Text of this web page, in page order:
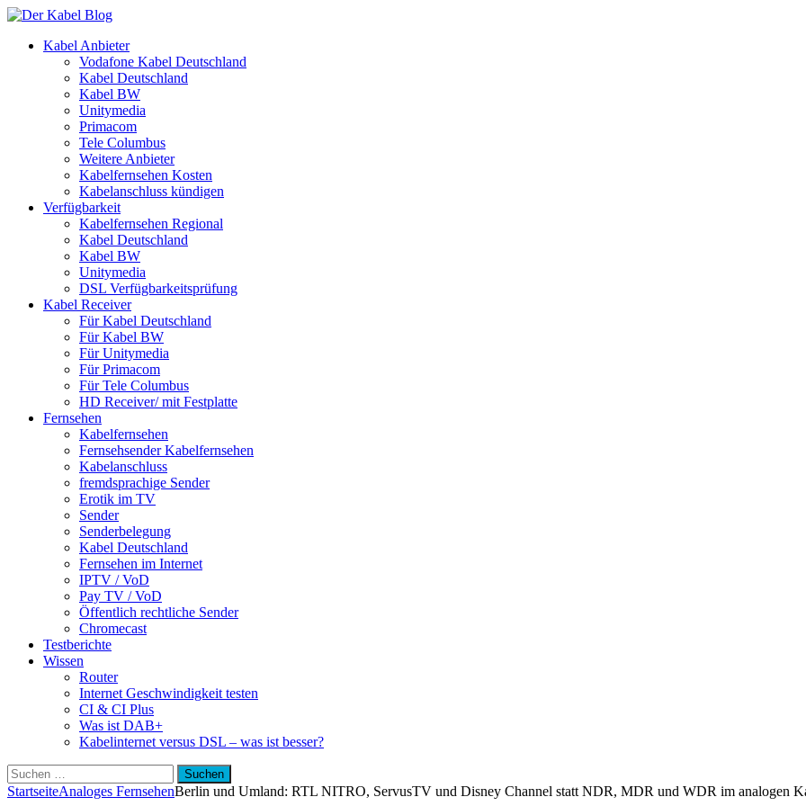
Kabel Anbieter
Vodafone Kabel Deutschland
Kabel Deutschland
Kabel BW
Unitymedia
Primacom
Tele Columbus
Weitere Anbieter
Kabelfernsehen Kosten
Kabelanschluss kündigen
Verfügbarkeit
Kabelfernsehen Regional
Kabel Deutschland
Kabel BW
Unitymedia
DSL Verfügbarkeitsprüfung
Kabel Receiver
Für Kabel Deutschland
Für Kabel BW
Für Unitymedia
Für Primacom
Für Tele Columbus
HD Receiver/ mit Festplatte
Fernsehen
Kabelfernsehen
Fernsehsender Kabelfernsehen
Kabelanschluss
fremdsprachige Sender
Erotik im TV
Sender
Senderbelegung
Kabel Deutschland
Fernsehen im Internet
IPTV / VoD
Pay TV / VoD
Öffentlich rechtliche Sender
Chromecast
Testberichte
Wissen
Router
Internet Geschwindigkeit testen
CI & CI Plus
Was ist DAB+
Kabelinternet versus DSL – was ist besser?
Suchen
nach:
StartseiteAnaloges FernsehenBerlin und Umland: RTL NITRO, ServusTV und Disney Channel statt NDR, MDR und WDR im analogen